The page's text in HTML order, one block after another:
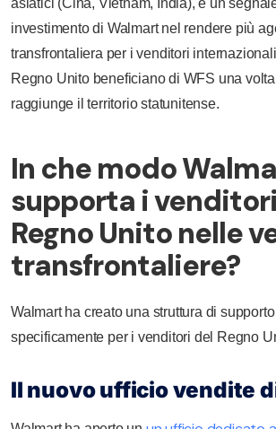
investimento di Walmart nel rendere più
transfrontaliera per i venditori
Regno Unito beneficiano di WFS una
raggiunge il territorio statunitense.
In che modo
supporta i
Regno Unito nelle
transfrontaliere?
Walmart ha creato una struttura di
specificamente per i venditori del Regno
Il nuovo ufficio vendite